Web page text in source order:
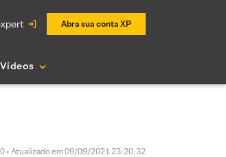
Abra sua conta XP
Vídeos
• Atualizado em 09/09/2021 23:20:32